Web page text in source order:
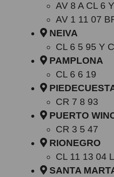
AV 8 A CL 6
AV 1 11 07
NEIVA
CL 6 5 95 Y
PAMPLONA
CL 6 6 19
CR 7 8 93
PUERTO
CR 3 5 47
RIONEGRO
CL 11 13 04
SANTA